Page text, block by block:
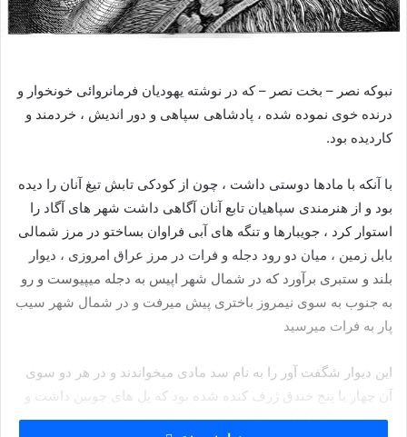
نبوکه نصر – بخت نصر – که در نوشته یهودیان فرمانروائی خونخوار و
درنده خوی نموده شده ، پادشاهی سپاهی و دور اندیش ، خردمند و
کاردیده بود.
با آنکه با مادها دوستی داشت ، چون از کودکی تابش تیغ آنان را دیده
بود و از هنرمندی سپاهیان تابع آنان آگاهی داشت شهر های آگاد را
استوار کرد ، جویبارها و تنگه های آبی فراوان بساختو در مرز شمالی
بابل زمین ، میان دو رود دجله و فرات در مرز عراق امروزی ، دیوار
بلند و ستبری برآورد که در شمال شهر اپیس به دجله میپیوست و رو
به جنوب به سوی نیمروز باختری پیش میرفت و در شمال شهر سیب
پار به فرات میرسید
این دیوار شگفت آور را به نام سد مادی میخواندند و در هر دو سوی
آن چهار یا پنج خندق ژرف کنده شده بود که پل های چوبین داشت و
میشد به هنگام انها را شکست تا به دست دشمن نیافتند